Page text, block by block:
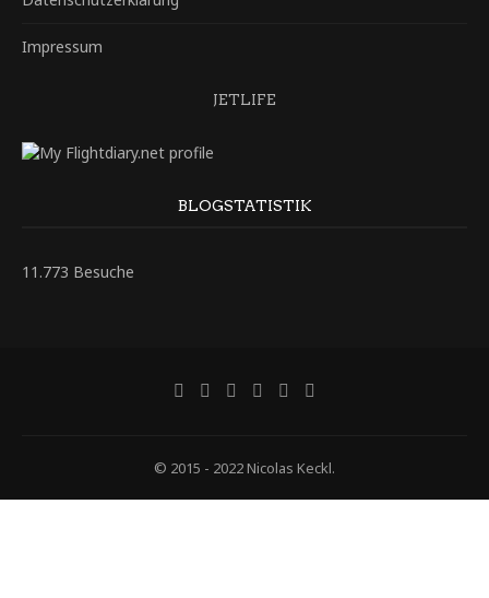
Impressum
JETLIFE
BLOGSTATISTIK
11.773 Besuche
© 2015 - 2022 Nicolas Keckl.